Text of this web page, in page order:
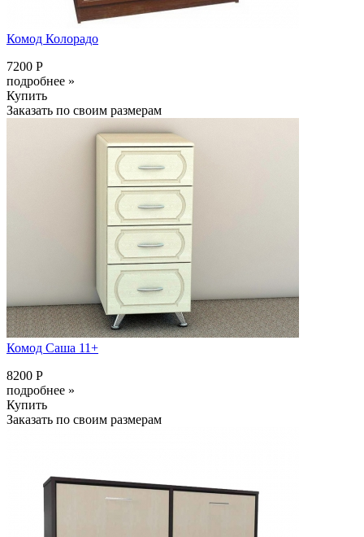
Комод Колорадо
7200 Р
подробнее »
Купить
Заказать по своим размерам
Комод Саша 11+
8200 Р
подробнее »
Купить
Заказать по своим размерам